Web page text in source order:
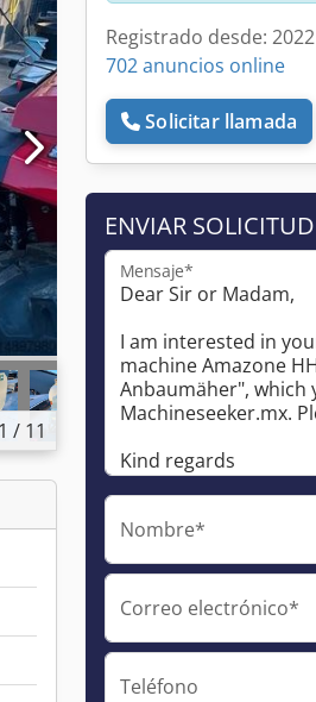
1 / 11
Registrado desde: 2022
702 anuncios online
Solicitar llamada
ENVIAR SOLICITUD
Mensaje*
Nombre*
Correo electrónico*
Teléfono